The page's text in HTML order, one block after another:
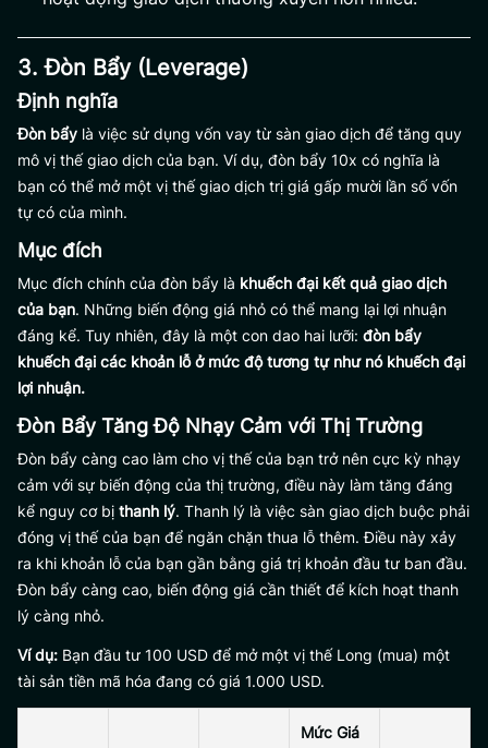
3. Đòn Bẩy (Leverage)
Định nghĩa
Đòn bẩy là việc sử dụng vốn vay từ sàn giao dịch để tăng quy
mô vị thế giao dịch của bạn. Ví dụ, đòn bẩy 10x có nghĩa là
bạn có thể mở một vị thế giao dịch trị giá gấp mười lần số vốn
tự có của mình.
Mục đích
Mục đích chính của đòn bẩy là khuếch đại kết quả giao dịch
của bạn. Những biến động giá nhỏ có thể mang lại lợi nhuận
đáng kể. Tuy nhiên, đây là một con dao hai lưỡi: đòn bẩy
khuếch đại các khoản lỗ ở mức độ tương tự như nó khuếch đại
lợi nhuận.
Đòn Bẩy Tăng Độ Nhạy Cảm với Thị Trường
Đòn bẩy càng cao làm cho vị thế của bạn trở nên cực kỳ nhạy
cảm với sự biến động của thị trường, điều này làm tăng đáng
kể nguy cơ bị thanh lý. Thanh lý là việc sàn giao dịch buộc phải
đóng vị thế của bạn để ngăn chặn thua lỗ thêm. Điều này xảy
ra khi khoản lỗ của bạn gần bằng giá trị khoản đầu tư ban đầu.
Đòn bẩy càng cao, biến động giá cần thiết để kích hoạt thanh
lý càng nhỏ.
Ví dụ: Bạn đầu tư 100 USD để mở một vị thế Long (mua) một
tài sản tiền mã hóa đang có giá 1.000 USD.
Mức Giá